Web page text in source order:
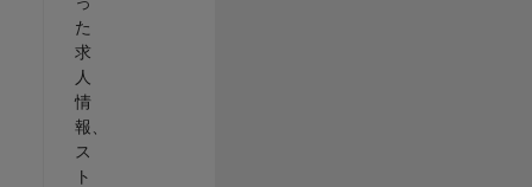
た
求
人
情
報、
ス
ト